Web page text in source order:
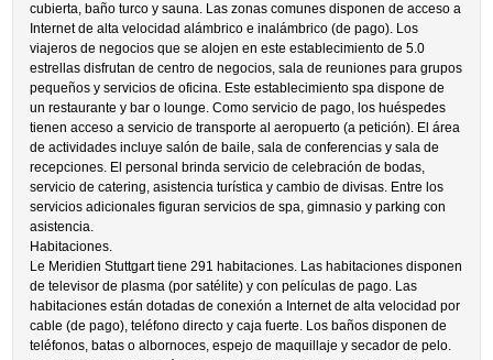
cubierta, baño turco y sauna. Las zonas comunes disponen de acceso a
Internet de alta velocidad alámbrico e inalámbrico (de pago). Los
viajeros de negocios que se alojen en este establecimiento de 5.0
estrellas disfrutan de centro de negocios, sala de reuniones para grupos
pequeños y servicios de oficina. Este establecimiento spa dispone de
un restaurante y bar o lounge. Como servicio de pago, los huéspedes
tienen acceso a servicio de transporte al aeropuerto (a petición). El área
de actividades incluye salón de baile, sala de conferencias y sala de
recepciones. El personal brinda servicio de celebración de bodas,
servicio de catering, asistencia turística y cambio de divisas. Entre los
servicios adicionales figuran servicios de spa, gimnasio y parking con
asistencia.
Habitaciones.
Le Meridien Stuttgart tiene 291 habitaciones. Las habitaciones disponen
de televisor de plasma (por satélite) y con películas de pago. Las
habitaciones están dotadas de conexión a Internet de alta velocidad por
cable (de pago), teléfono directo y caja fuerte. Los baños disponen de
teléfonos, batas o albornoces, espejo de maquillaje y secador de pelo.